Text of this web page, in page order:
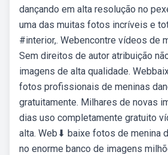
dançando em alta resolução no
uma das muitas fotos incríveis e
#interior,. Webencontre vídeos de
Sem direitos de autor atribuição
imagens de alta qualidade.
fotos profissionais de meninas
gratuitamente. Milhares de novas
dias uso completamente gratuito
alta. Web⬇ baixe fotos de menina
no enorme banco de imagens